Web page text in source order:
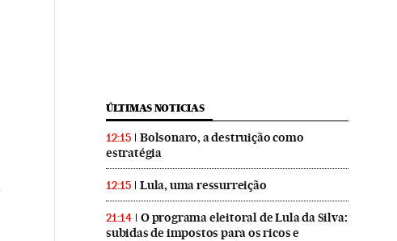
ÚLTIMAS NOTICIAS
12:15
Bolsonaro, a destruição como
estratégia
12:15 Lula, uma ressurreição
21:14
O programa eleitoral de Lula da Silva:
subidas de impostos para os ricos e